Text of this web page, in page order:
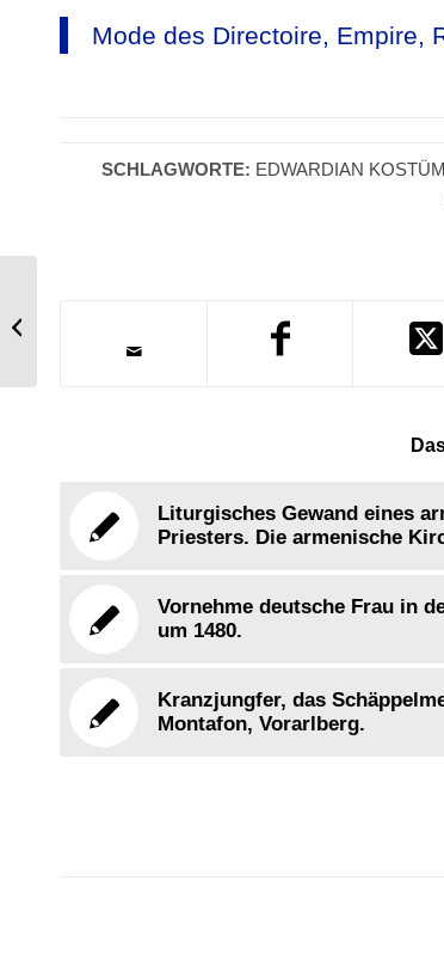
Mode des Directoire, Empire,
SCHLAGWORTE: EDWARDIAN
Liturgisches Gewand eines
Priesters. Die armenische
Vornehme deutsche Frau in
um 1480.
Kranzjungfer, das
Montafon, Vorarlberg.